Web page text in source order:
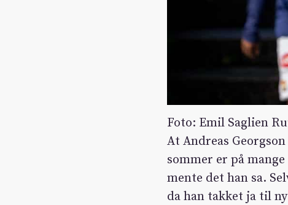
Foto: Emil Saglien
At Andreas
sommer er på
mente det han sa.
da han takket ja til